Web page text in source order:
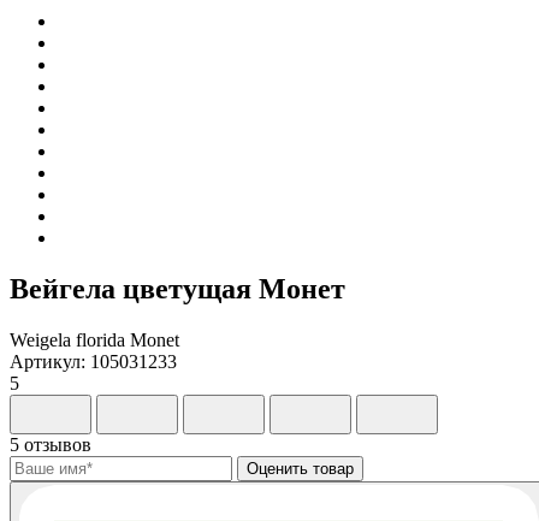
Вейгела цветущая Монет
Weigela florida Monet
Артикул: 105031233
5
5 отзывов